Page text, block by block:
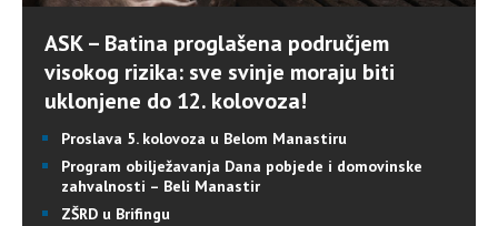
ASK – Batina proglašena područjem
visokog rizika: sve svinje moraju biti
uklonjene do 12. kolovoza!
Proslava 5. kolovoza u Belom Manastiru
Program obilježavanja Dana pobjede i domovinske
zahvalnosti – Beli Manastir
ZŠRD u Brifingu